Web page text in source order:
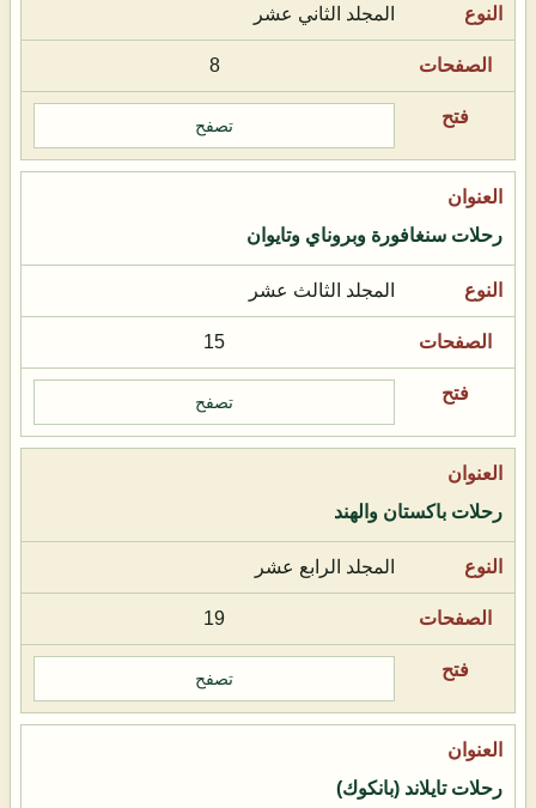
المجلد الثاني عشر
8
تصفح
رحلات سنغافورة وبروناي وتايوان
المجلد الثالث عشر
15
تصفح
رحلات باكستان والهند
المجلد الرابع عشر
19
تصفح
رحلات تايلاند (بانكوك)